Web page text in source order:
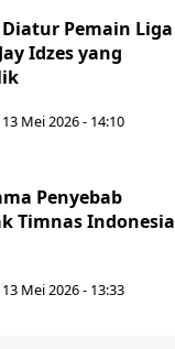
Diatur Pemain Liga
Idzes yang
Mei 2026 - 14:10
Penyebab
Timnas Indonesia
Mei 2026 - 13:33